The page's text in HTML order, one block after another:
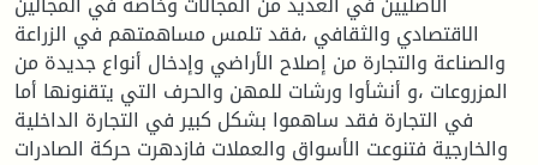
الاقتصادي والثقافي ،فقد تلمس مساهمتهم في الزراعة
والصناعة والتجارة من إصلاح الأراضي وإدخال أنواع جديدة من
المزروعات ،و أنشأوا ورشات للمهن والحرف التي يتقنونها أما
في التجارة فقد ساهموا بشكل كبير في التجارة الداخلية
والخارجية فتنوعت الأسواق والعملات فازدهرت حركة الصادرات